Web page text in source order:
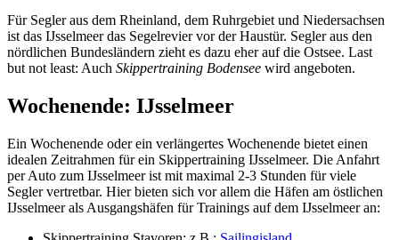
Für Segler aus dem Rheinland, dem Ruhrgebiet und Niedersachsen
ist das IJsselmeer das Segelrevier vor der Haustür. Segler aus den
nördlichen Bundesländern zieht es dazu eher auf die Ostsee. Last
but not least: Auch Skippertraining Bodensee wird angeboten.
Wochenende: IJsselmeer
Ein Wochenende oder ein verlängertes Wochenende bietet einen
idealen Zeitrahmen für ein Skippertraining IJsselmeer. Die Anfahrt
per Auto zum IJsselmeer ist mit maximal 2-3 Stunden für viele
Segler vertretbar. Hier bieten sich vor allem die Häfen am östlichen
IJsselmeer als Ausgangshäfen für Trainings auf dem IJsselmeer an: